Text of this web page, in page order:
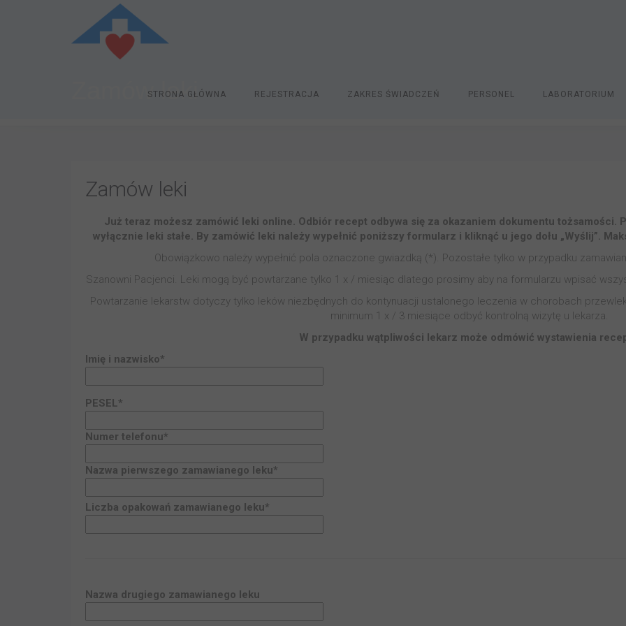
STRONA GŁÓWNA REJESTRACJA ZAKRES ŚWIADCZEŃ PERSONEL LABORATORIUM
Zamów leki
Zamów leki
Już teraz możesz zamówić leki online. Odbiór recept odbywa się za okazaniem dokumentu tożsamości.
wyłącznie leki stałe. By zamówić leki należy wypełnić poniższy formularz i kliknąć u jego dołu „Wyślij”.
Obowiązkowo należy wypełnić pola oznaczone gwiazdką (*). Pozostałe tylko w przypadku
Szanowni Pacjenci. Leki mogą być powtarzane tylko 1 x / miesiąc dlatego prosimy aby na formularzu wpisać
Powtarzanie lekarstw dotyczy tylko leków niezbędnych do kontynuacji ustalonego leczenia w chorobach
minimum 1 x / 3 miesiące odbyć kontrolną wizytę u lekarza.
W przypadku wątpliwości lekarz może odmówić wystawienia
Imię i nazwisko*
PESEL*
Numer telefonu*
Nazwa pierwszego zamawianego leku*
Liczba opakowań zamawianego leku*
Nazwa drugiego zamawianego leku